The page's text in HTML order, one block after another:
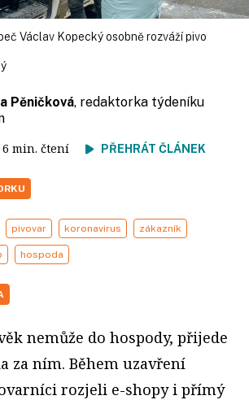
Václav Kopecký osobně rozváží pivo
Pěničková, redaktorka týdeníku
6 min. čtení PŘEHRÁT ČLÁNEK
pivovar koronavirus zákazník
hospoda
nemůže do hospody, přijede
za ním. Během uzavření
rozjeli e-shopy i přímý